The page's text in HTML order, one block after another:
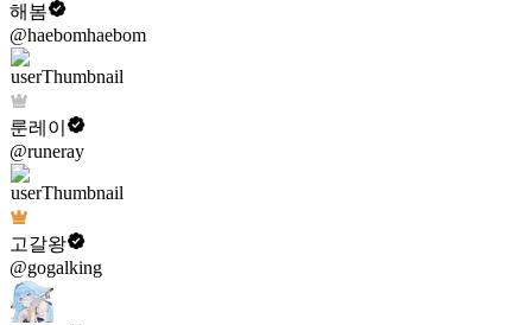
해봄
@haebomhaebom
룬레이
@runeray
고갈왕
@gogalking